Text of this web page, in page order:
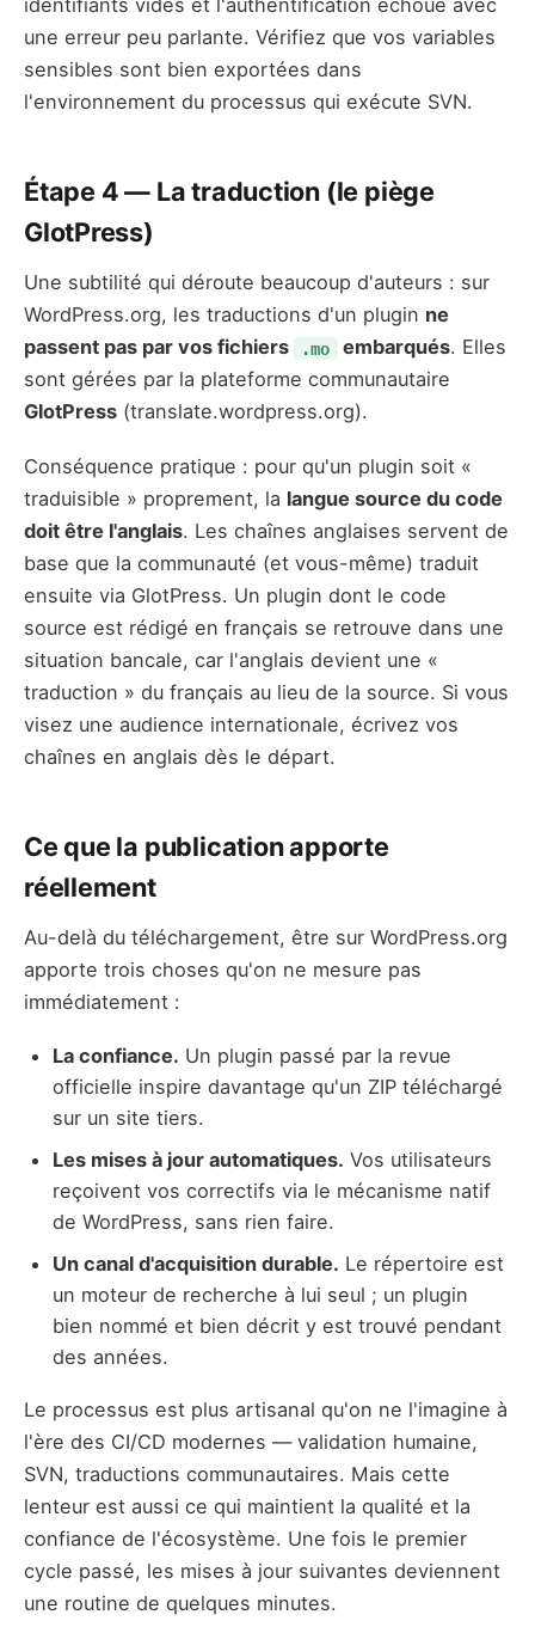
identifiants vides et l'authentification échoue avec
une erreur peu parlante. Vérifiez que vos variables
sensibles sont bien exportées dans
l'environnement du processus qui exécute SVN.
Étape 4 — La traduction (le piège
GlotPress)
Une subtilité qui déroute beaucoup d'auteurs : sur
WordPress.org, les traductions d'un plugin ne
passent pas par vos fichiers
.mo embarqués. Elles
sont gérées par la plateforme communautaire
GlotPress (translate.wordpress.org).
Conséquence pratique : pour qu'un plugin soit «
traduisible » proprement, la langue source du code
doit être l'anglais. Les chaînes anglaises servent de
base que la communauté (et vous-même) traduit
ensuite via GlotPress. Un plugin dont le code
source est rédigé en français se retrouve dans une
situation bancale, car l'anglais devient une «
traduction » du français au lieu de la source. Si vous
visez une audience internationale, écrivez vos
chaînes en anglais dès le départ.
Ce que la publication apporte
réellement
Au-delà du téléchargement, être sur WordPress.org
apporte trois choses qu'on ne mesure pas
immédiatement :
La confiance. Un plugin passé par la revue
officielle inspire davantage qu'un ZIP téléchargé
sur un site tiers.
Les mises à jour automatiques. Vos utilisateurs
reçoivent vos correctifs via le mécanisme natif
de WordPress, sans rien faire.
Un canal d'acquisition durable. Le répertoire est
un moteur de recherche à lui seul ; un plugin
bien nommé et bien décrit y est trouvé pendant
des années.
Le processus est plus artisanal qu'on ne l'imagine à
l'ère des CI/CD modernes — validation humaine,
SVN, traductions communautaires. Mais cette
lenteur est aussi ce qui maintient la qualité et la
confiance de l'écosystème. Une fois le premier
cycle passé, les mises à jour suivantes deviennent
une routine de quelques minutes.